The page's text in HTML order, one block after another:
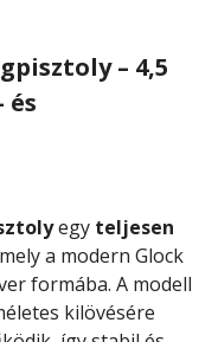
– 4,5
és
egy teljesen
a modern Glock
formába. A modell
kilövésére